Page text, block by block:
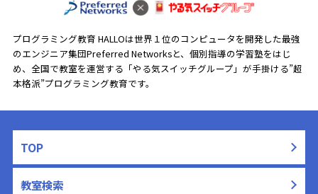
プログラミング教育 HALLOは世界１位のコンピュータを開発した最強
のエンジニア集団Preferred Networksと、 個別指導の学習塾をはじ
め、全国で教室を運営する「やる気スイッチグループ」が手掛ける”超
本格派”プログラミング教育です。
TOP
教室検索